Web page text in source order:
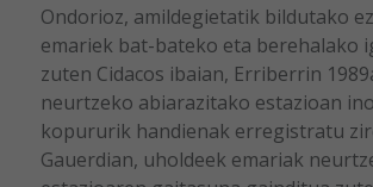
Ondorioz, amildegietatik bildutako
emariek bat-bateko eta berehalako
zuten Cidacos ibaian, Erriberrin
neurtzeko abiarazitako estazioan
kopururik handienak erregistratu
Gauerdian, uholdeek emariak